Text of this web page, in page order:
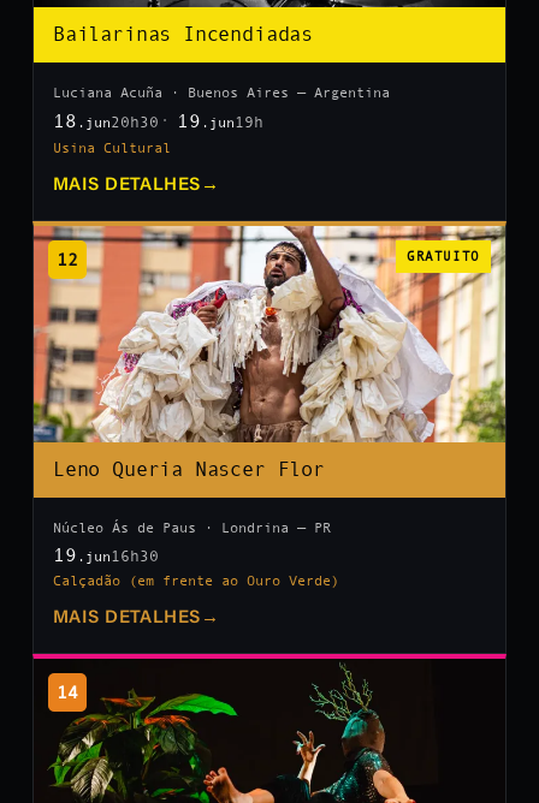
Bailarinas Incendiadas
Luciana Acuña · Buenos Aires — Argentina
18 .jun20h30 19 .jun 19h
Usina Cultural
MAIS DETALHES →
12 GRATUITO
Leno Queria Nascer Flor
Núcleo Ás de Paus · Londrina — PR
19 .jun 16h30
Calçadão (em frente ao Ouro Verde)
MAIS DETALHES →
14